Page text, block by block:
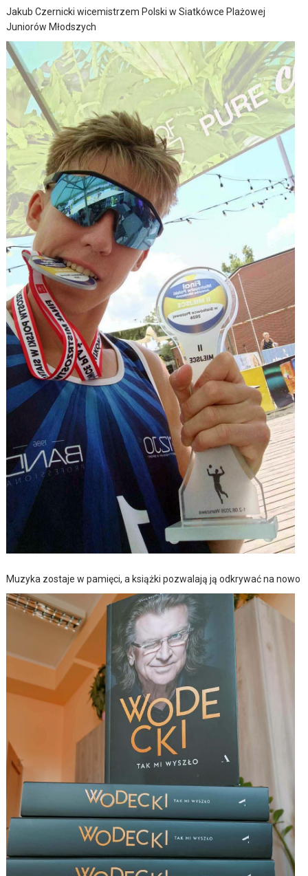
Jakub Czernicki wicemistrzem Polski w Siatkówce Plażowej
Juniorów Młodszych
Muzyka zostaje w pamięci, a książki pozwalają ją odkrywać na nowo